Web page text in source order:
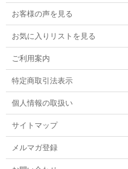
お客様の声を見る
お気に入りリストを見る
ご利用案内
特定商取引法表示
個人情報の取扱い
サイトマップ
メルマガ登録